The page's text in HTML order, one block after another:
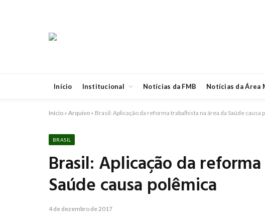
Início Institucional Notícias da FMB Notícias da Área
Início » Arquivo » Brasil: Aplicação da reforma trabalhista na área da Saúde causa
BRASIL
Brasil: Aplicação da
Saúde causa polêmica
4 de dezembro de 2017